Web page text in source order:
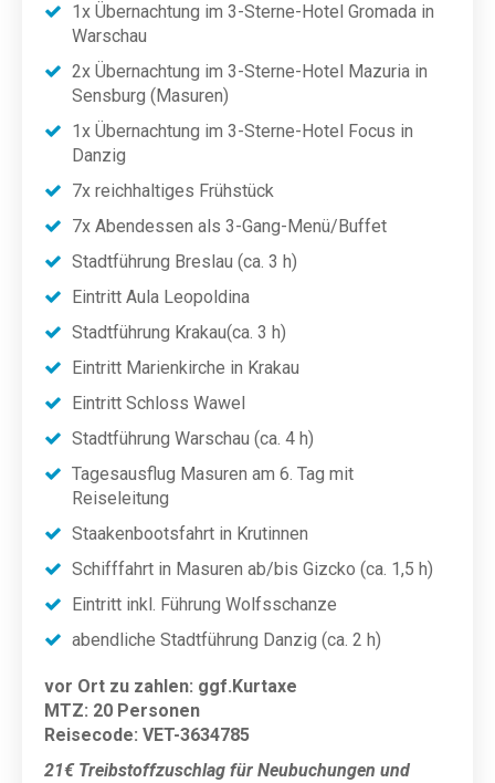
1x Übernachtung im 3-Sterne-Hotel Gromada in
Warschau
2x Übernachtung im 3-Sterne-Hotel Mazuria in
Sensburg (Masuren)
1x Übernachtung im 3-Sterne-Hotel Focus in
Danzig
7x reichhaltiges Frühstück
7x Abendessen als 3-Gang-Menü/Buffet
Stadtführung Breslau (ca. 3 h)
Eintritt Aula Leopoldina
Stadtführung Krakau(ca. 3 h)
Eintritt Marienkirche in Krakau
Eintritt Schloss Wawel
Stadtführung Warschau (ca. 4 h)
Tagesausflug Masuren am 6. Tag mit
Reiseleitung
Staakenbootsfahrt in Krutinnen
Schifffahrt in Masuren ab/bis Gizcko (ca. 1,5 h)
Eintritt inkl. Führung Wolfsschanze
abendliche Stadtführung Danzig (ca. 2 h)
vor Ort zu zahlen: ggf.Kurtaxe
MTZ: 20 Personen
Reisecode: VET-3634785
21€ Treibstoffzuschlag für Neubuchungen und